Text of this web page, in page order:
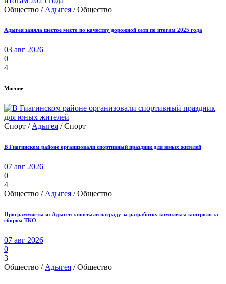
Общество / Адыгея / Общество
Адыгея заняла шестое место по качеству дорожной сети по итогам 2025 года
03 авг 2026
0
4
Мнение
Спорт / Адыгея / Спорт
В Гиагинском районе организовали спортивный праздник для юных жителей
07 авг 2026
0
4
Общество / Адыгея / Общество
Программисты из Адыгеи завоевали награду за разработку комплекса контроля за
сбором ТКО
07 авг 2026
0
3
Общество / Адыгея / Общество